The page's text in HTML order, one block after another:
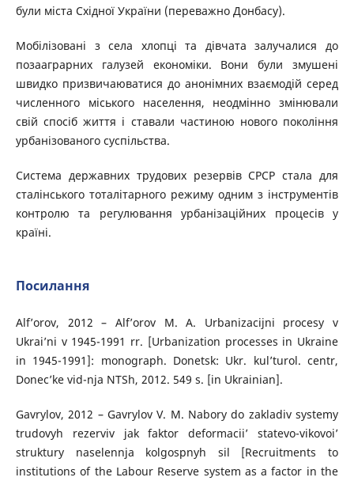
були міста Східної України (переважно Донбасу).
Мобілізовані з села хлопці та дівчата залучалися до
позааграрних галузей економіки. Вони були змушені
швидко призвичаюватися до анонімних взаємодій серед
численного міського населення, неодмінно змінювали
свій спосіб життя і ставали частиною нового покоління
урбанізованого суспільства.
Система державних трудових резервів СРСР стала для
сталінського тоталітарного режиму одним з інструментів
контролю та регулювання урбанізаційних процесів у
країні.
Посилання
Alf’orov, 2012 – Alf’orov M. A. Urbanizacijni procesy v
Ukrai’ni v 1945-1991 rr. [Urbanization processes in Ukraine
in 1945-1991]: monograph. Donetsk: Ukr. kul’turol. centr,
Donec’ke vid-nja NTSh, 2012. 549 s. [in Ukrainian].
Gavrylov, 2012 – Gavrylov V. M. Nabory do zakladiv systemy
trudovyh rezerviv jak faktor deformacii’ statevo-vikovoi’
struktury naselennja kolgospnyh sil [Recruitments to
institutions of the Labour Reserve system as a factor in the